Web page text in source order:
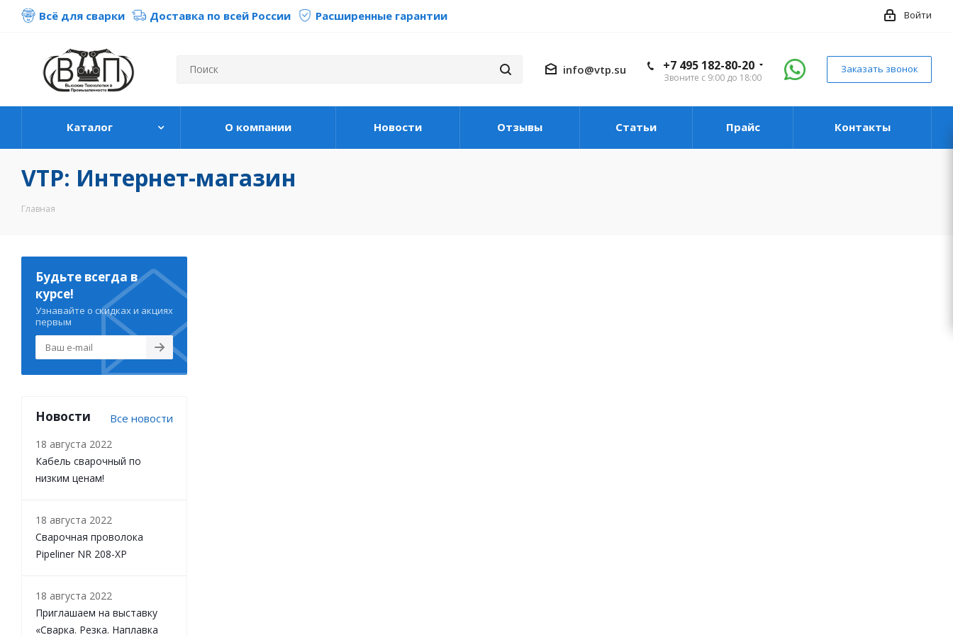
Всё для сварки Доставка по всей России Расширенные гарантии Войти
info@vtp.su +7 495 182-80-20
Звоните с 9:00 до 18:00
Заказать звонок
Каталог О компании Новости Отзывы Статьи Прайс Контакты
VTP: Интернет-магазин
Главная
Будьте всегда в
курсе!
Узнавайте о скидках и акциях
первым
Новости Все новости
18 августа 2022
Кабель сварочный по
низким ценам!
18 августа 2022
Сварочная проволока
Pipeliner NR 208-XP
18 августа 2022
Приглашаем на выставку
«Сварка. Резка. Наплавка